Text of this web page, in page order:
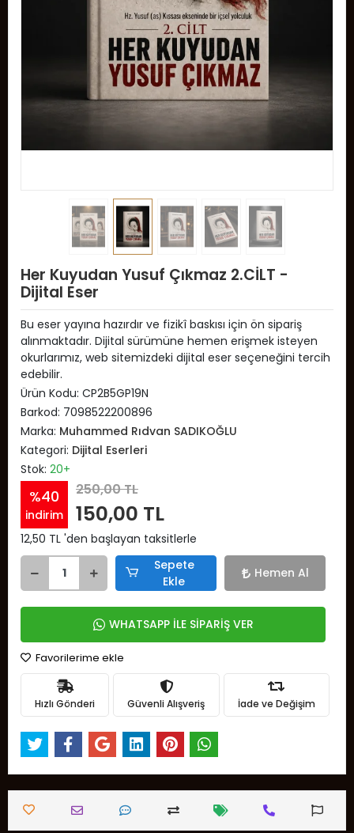
Her Kuyudan Yusuf Çıkmaz 2.CİLT -
Dijital Eser
Bu eser yayına hazırdır ve fizikî baskısı için ön sipariş
alınmaktadır. Dijital sürümüne hemen erişmek isteyen
okurlarımız, web sitemizdeki dijital eser seçeneğini tercih
edebilir.
Ürün Kodu: CP2B5GP19N
Barkod: 7098522200896
Marka: Muhammed Rıdvan SADIKOĞLU
Kategori: Dijital Eserleri
Stok: 20+
%40
indirim
250,00 TL
150,00 TL
12,50 TL 'den başlayan taksitlerle
Sepete
Ekle
Hemen Al
WHATSAPP İLE SİPARİŞ VER
Favorilerime ekle
Hızlı Gönderi Güvenli Alışveriş İade ve Değişim